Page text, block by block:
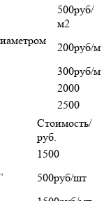
500руб/
м2
200руб/м
300руб/м
2000
2500
Стоимость/
руб.
1500
500руб/шт